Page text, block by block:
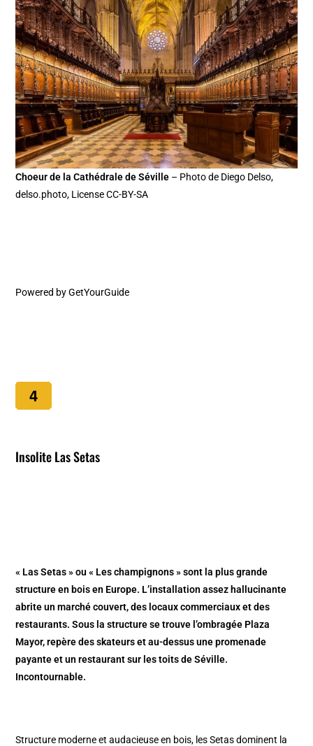
Choeur de la Cathédrale de Séville – Photo de Diego Delso,
delso.photo, License CC-BY-SA
Powered byGetYourGuide
Insolite Las Setas
« Las Setas » ou « Les champignons » sont la plus grande
structure en bois en Europe. L’installation assez hallucinante
abrite un marché couvert, des locaux commerciaux et des
restaurants. Sous la structure se trouve l’ombragée Plaza
Mayor, repère des skateurs et au-dessus une promenade
payante et un restaurant sur les toits de Séville.
Incontournable.
Structure moderne et audacieuse en bois, les Setas dominent la